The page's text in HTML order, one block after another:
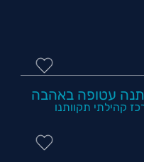
עטופה באהבה
קהילתי תקוותנו